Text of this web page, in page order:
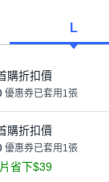
L
購折扣價
優惠券已套用1張
購折扣價
優惠券已套用1張
省下$39